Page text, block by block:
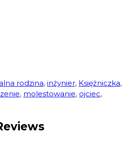
rodzina, inżynier, Księżniczka,
, molestowanie, ojciec,